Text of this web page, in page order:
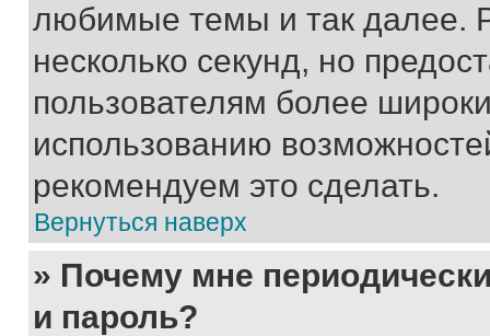
любимые темы и так далее.
несколько секунд, но
пользователям более
использованию
рекомендуем это сделать.
Вернуться наверх
» Почему мне
и пароль?